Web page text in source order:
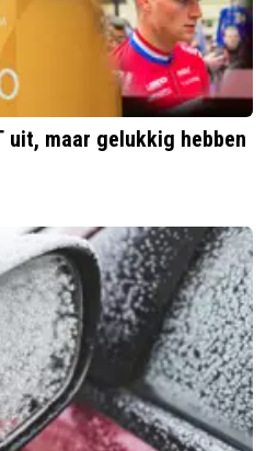
uit, maar gelukkig hebben